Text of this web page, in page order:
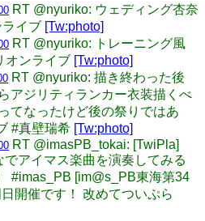
RT @nyuriko: ウェディング杏奈
イブ [Tw:photo]
RT @nyuriko: トレーニング風
オンライブ [Tw:photo]
RT @nyuriko: 描き終わった後
アジリティランカー衣装描くべ
てなったけど後の祭りではあ
#真壁瑞希 [Tw:photo]
RT @imasPB_tokai: [TwiPla]
でアイマス楽曲を演奏してみる
#imas_PB [im@s_PB東海第34
開催です！ 改めてついぷら